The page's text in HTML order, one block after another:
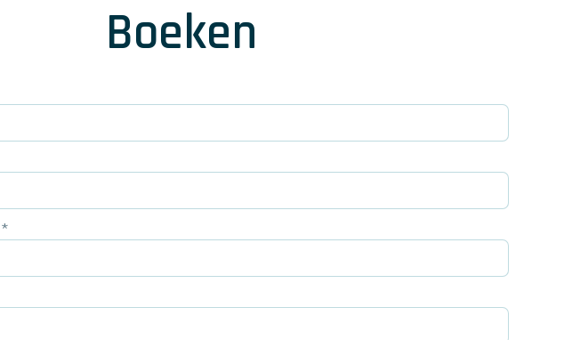
Boeken
*